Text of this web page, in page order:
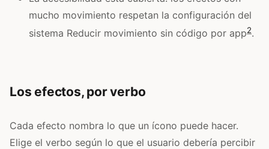
mucho movimiento respetan la configuración del
sistema Reducir movimiento sin código por app2.
Los efectos, por verbo
Cada efecto nombra lo que un ícono puede hacer.
Elige el verbo según lo que el usuario debería percibir